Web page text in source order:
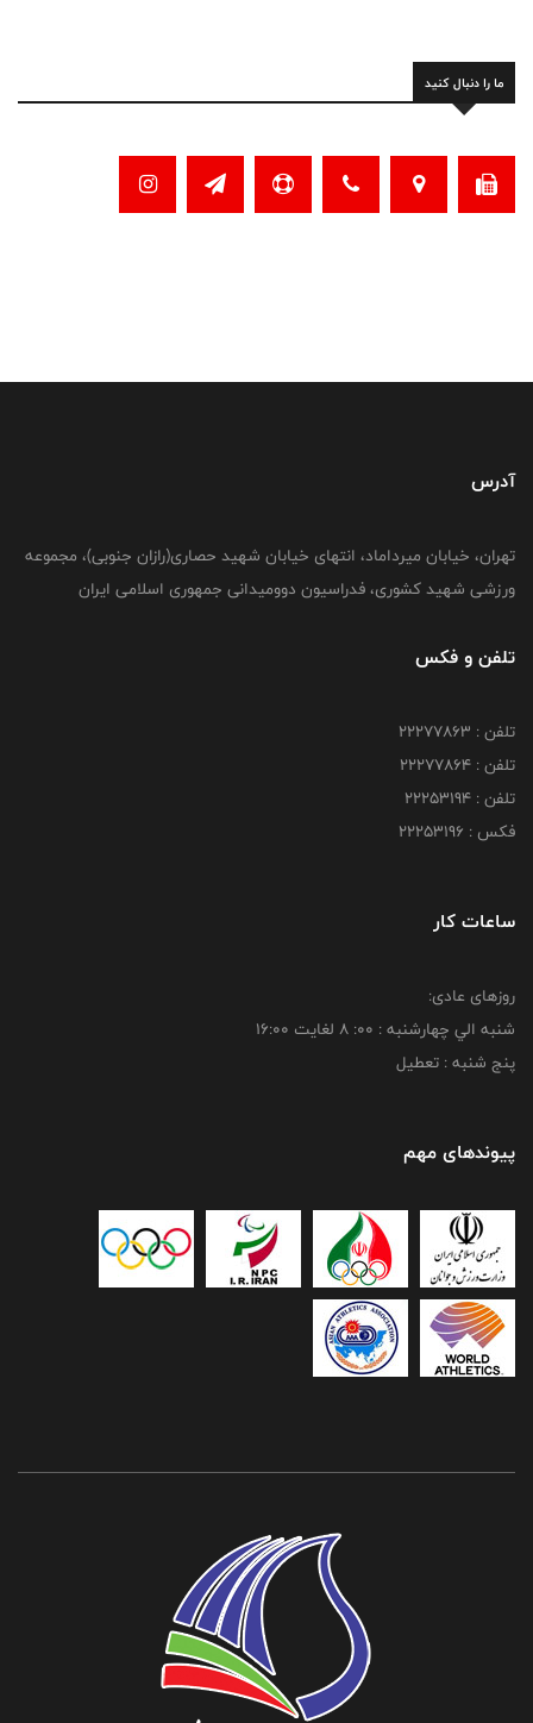
ما را دنبال کنید
آدرس
تهران، خیابان میرداماد، انتهای خیابان شهید حصاری(رازان جنوبی)، مجموعه
ورزشی شهید کشوری، فدراسیون دوومیدانی جمهوری اسلامی ایران
تلفن و فکس
تلفن : 22277863
تلفن : 22277864
تلفن : 22253194
فکس : 22253196
ساعات کار
روزهای عادی:
شنبه الي چهارشنبه : 00: 8 لغايت 16:00
پنج شنبه : تعطیل
پیوندهای مهم